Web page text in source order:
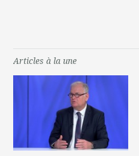
Articles à la une